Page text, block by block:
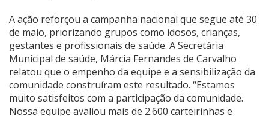
A ação reforçou a campanha nacional que segue até 30
de maio, priorizando grupos como idosos, crianças,
gestantes e profissionais de saúde. A Secretária
Municipal de saúde, Márcia Fernandes de Carvalho
relatou que o empenho da equipe e a sensibilização da
comunidade construíram este resultado. “Estamos
muito satisfeitos com a participação da comunidade.
Nossa equipe avaliou mais de 2.600 carteirinhas e